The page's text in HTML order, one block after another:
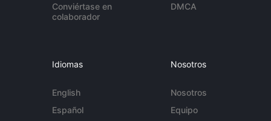
Conviértase en
colaborador
DMCA
Idiomas
English
Español
Nosotros
Nosotros
Equipo